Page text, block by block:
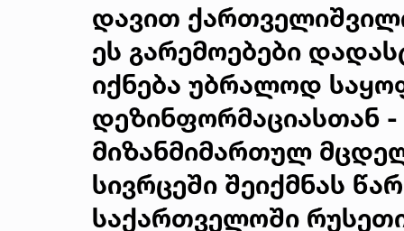
დავით
ეს გარემოებები
იქნება უბრალოდ
დეზინფორმაციასთან -
მიზანმიმართულ
სივრცეში შეიქმნას
საქართველოში